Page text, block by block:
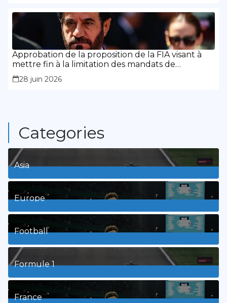
Approbation de la proposition de la FIA visant à
mettre fin à la limitation des mandats de
présidence
28 juin 2026
Categories
Asia
1Posts
Europe
3Posts
Football
8Posts
Formule 1
3Posts
France